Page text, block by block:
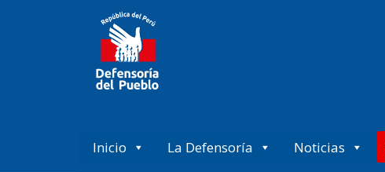
Inicio La Defensoría Noticias